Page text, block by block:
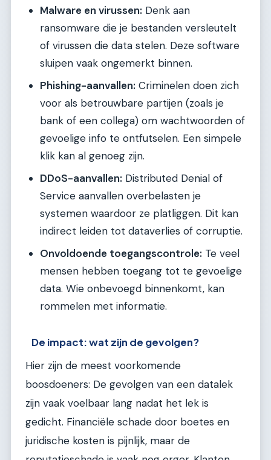
Malware en virussen: Denk aan
ransomware die je bestanden versleutelt
of virussen die data stelen. Deze software
sluipen vaak ongemerkt binnen.
Phishing-aanvallen: Criminelen doen zich
voor als betrouwbare partijen (zoals je
bank of een collega) om wachtwoorden of
gevoelige info te ontfutselen. Een simpele
klik kan al genoeg zijn.
DDoS-aanvallen: Distributed Denial of
Service aanvallen overbelasten je
systemen waardoor ze platliggen. Dit kan
indirect leiden tot dataverlies of corruptie.
Onvoldoende toegangscontrole: Te veel
mensen hebben toegang tot te gevoelige
data. Wie onbevoegd binnenkomt, kan
rommelen met informatie.
De impact: wat zijn de gevolgen?
Hier zijn de meest voorkomende
boosdoeners: De gevolgen van een datalek
zijn vaak voelbaar lang nadat het lek is
gedicht. Financiële schade door boetes en
juridische kosten is pijnlijk, maar de